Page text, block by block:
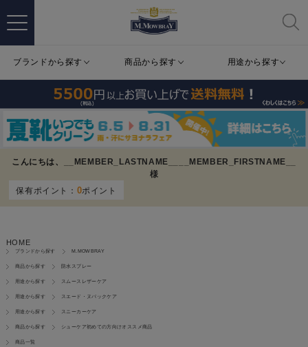
ブランドから探す 商品から探す 用途から探す
こんにちは、 __MEMBER_LASTNAME__
__MEMBER_FIRSTNAME__
様
保有ポイント： 0ポイント
HOME
ブランドから探す M.MOWBRAY
商品から探す 防水スプレー
用途から探す スムースレザーケア
用途から探す スエード・ヌバックケア
用途から探す スニーカーケア
商品から探す シューケア初めての方向けオススメ商品
商品一覧